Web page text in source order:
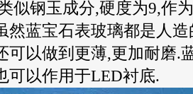
似钢玉成分,硬度为9,作
然蓝宝石表玻璃都是人
可以做到更薄,更加耐磨.
可以作用于LED衬底.